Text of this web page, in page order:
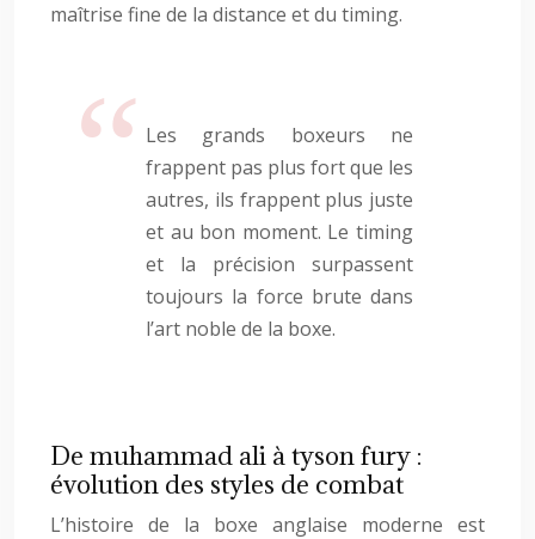
maîtrise fine de la distance et du timing.
Les grands boxeurs ne
frappent pas plus fort que les
autres, ils frappent plus juste
et au bon moment. Le timing
et la précision surpassent
toujours la force brute dans
l’art noble de la boxe.
De muhammad ali à tyson fury :
évolution des styles de combat
L’histoire de la boxe anglaise moderne est